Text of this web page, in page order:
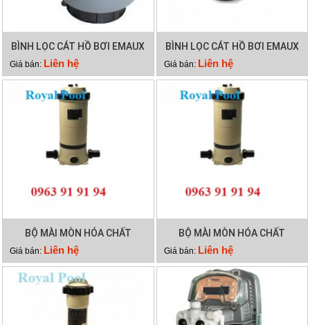
BÌNH LỌC CÁT HỒ BƠI EMAUX
SP700
Giá bán: Liên hệ
BÌNH LỌC CÁT HỒ BƠI EMAUX
P350
Giá bán: Liên hệ
BỘ MÀI MÒN HÓA CHẤT
EMAUX CLL-75
Giá bán: Liên hệ
BỘ MÀI MÒN HÓA CHẤT
EMAUX CLL-50
Giá bán: Liên hệ